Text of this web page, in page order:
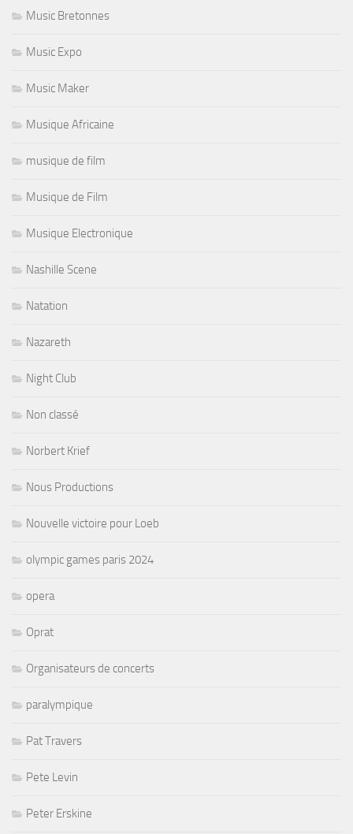
Music Bretonnes
Music Expo
Music Maker
Musique Africaine
musique de film
Musique de Film
Musique Electronique
Nashille Scene
Natation
Nazareth
Night Club
Non classé
Norbert Krief
Nous Productions
Nouvelle victoire pour Loeb
olympic games paris 2024
opera
Oprat
Organisateurs de concerts
paralympique
Pat Travers
Pete Levin
Peter Erskine